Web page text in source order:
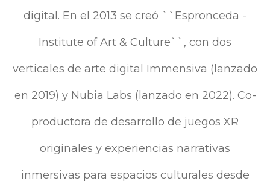
digital. En el 2013 se creó ``Espronceda -
Institute of Art & Culture``, con dos
verticales de arte digital Immensiva (lanzado
en 2019) y Nubia Labs (lanzado en 2022). Co-
productora de desarrollo de juegos XR
originales y experiencias narrativas
inmersivas para espacios culturales desde